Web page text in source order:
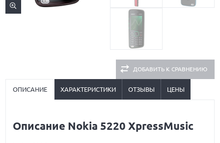
ДОБАВИТЬ К СРАВНЕНИЮ
ОПИСАНИЕ ХАРАКТЕРИСТИКИ ОТЗЫВЫ ЦЕНЫ
Описание Nokia 5220 XpressMusic